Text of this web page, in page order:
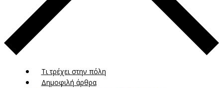
Τι τρέχει στην πόλη
Δημοφιλή άρθρα